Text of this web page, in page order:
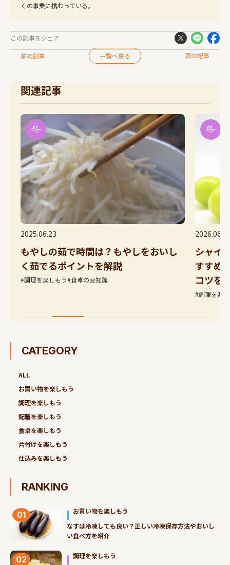
くの事業に携わっている。
この記事をシェア
前の記事 一覧へ戻る 次の記事
関連記事
2026.06.08
シャインマスカットは冷凍できる？お
すすめしない理由と正しい冷蔵保存の
コツを解説
海老を
べる解
#調理を楽
CATEGORY
ALL
お買い物を楽しもう
調理を楽しもう
配膳を楽しもう
食卓を楽しもう
片付けを楽しもう
仕込みを楽しもう
RANKING
01
お買い物を楽しもう
なすは冷凍しても良い？正しい冷凍保存方法やおいし
い食べ方を紹介
02
調理を楽しもう